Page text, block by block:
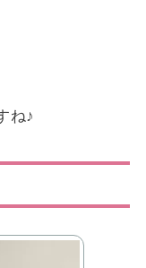
ね♪